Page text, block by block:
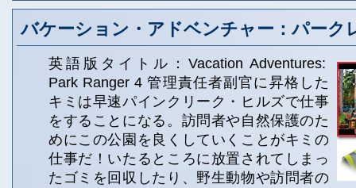
バケーション・アドベンチャー：パーク
英語版タイトル：Vacation Adventures:
Park Ranger 4 管理責任者副官に昇格した
キミは早速パインクリーク・ヒルズで仕事
をすることになる。訪問者や自然保護のた
めにこの公園を良くしていくことがキミの
仕事だ！いたるところに放置されてしまっ
たゴミを回収したり、野生動物や訪問者の